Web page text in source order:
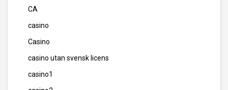
CA
casino
Casino
casino utan svensk licens
casino1